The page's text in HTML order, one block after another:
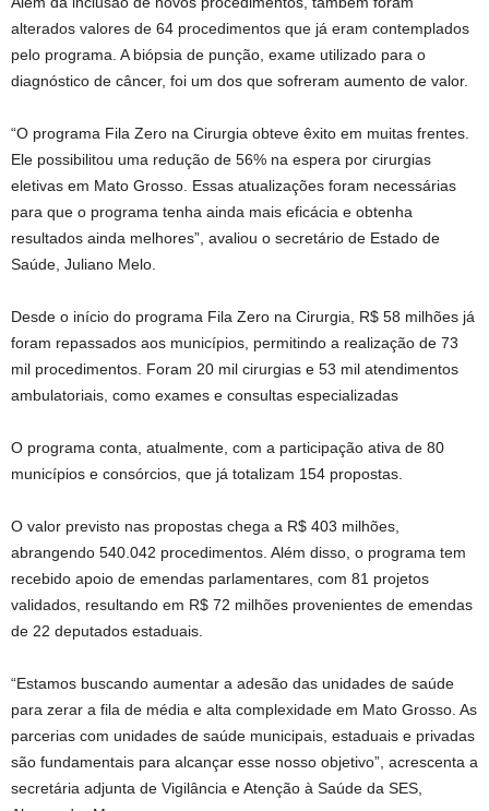
alterados valores de 64 procedimentos que já eram contemplados
pelo programa. A biópsia de punção, exame utilizado para o
diagnóstico de câncer, foi um dos que sofreram aumento de valor.
“O programa Fila Zero na Cirurgia obteve êxito em muitas frentes.
Ele possibilitou uma redução de 56% na espera por cirurgias
eletivas em Mato Grosso. Essas atualizações foram necessárias
para que o programa tenha ainda mais eficácia e obtenha
resultados ainda melhores”, avaliou o secretário de Estado de
Saúde, Juliano Melo.
Desde o início do programa Fila Zero na Cirurgia, R$ 58 milhões já
foram repassados aos municípios, permitindo a realização de 73
mil procedimentos. Foram 20 mil cirurgias e 53 mil atendimentos
ambulatoriais, como exames e consultas especializadas
O programa conta, atualmente, com a participação ativa de 80
municípios e consórcios, que já totalizam 154 propostas.
O valor previsto nas propostas chega a R$ 403 milhões,
abrangendo 540.042 procedimentos. Além disso, o programa tem
recebido apoio de emendas parlamentares, com 81 projetos
validados, resultando em R$ 72 milhões provenientes de emendas
de 22 deputados estaduais.
“Estamos buscando aumentar a adesão das unidades de saúde
para zerar a fila de média e alta complexidade em Mato Grosso. As
parcerias com unidades de saúde municipais, estaduais e privadas
são fundamentais para alcançar esse nosso objetivo”, acrescenta a
secretária adjunta de Vigilância e Atenção à Saúde da SES,